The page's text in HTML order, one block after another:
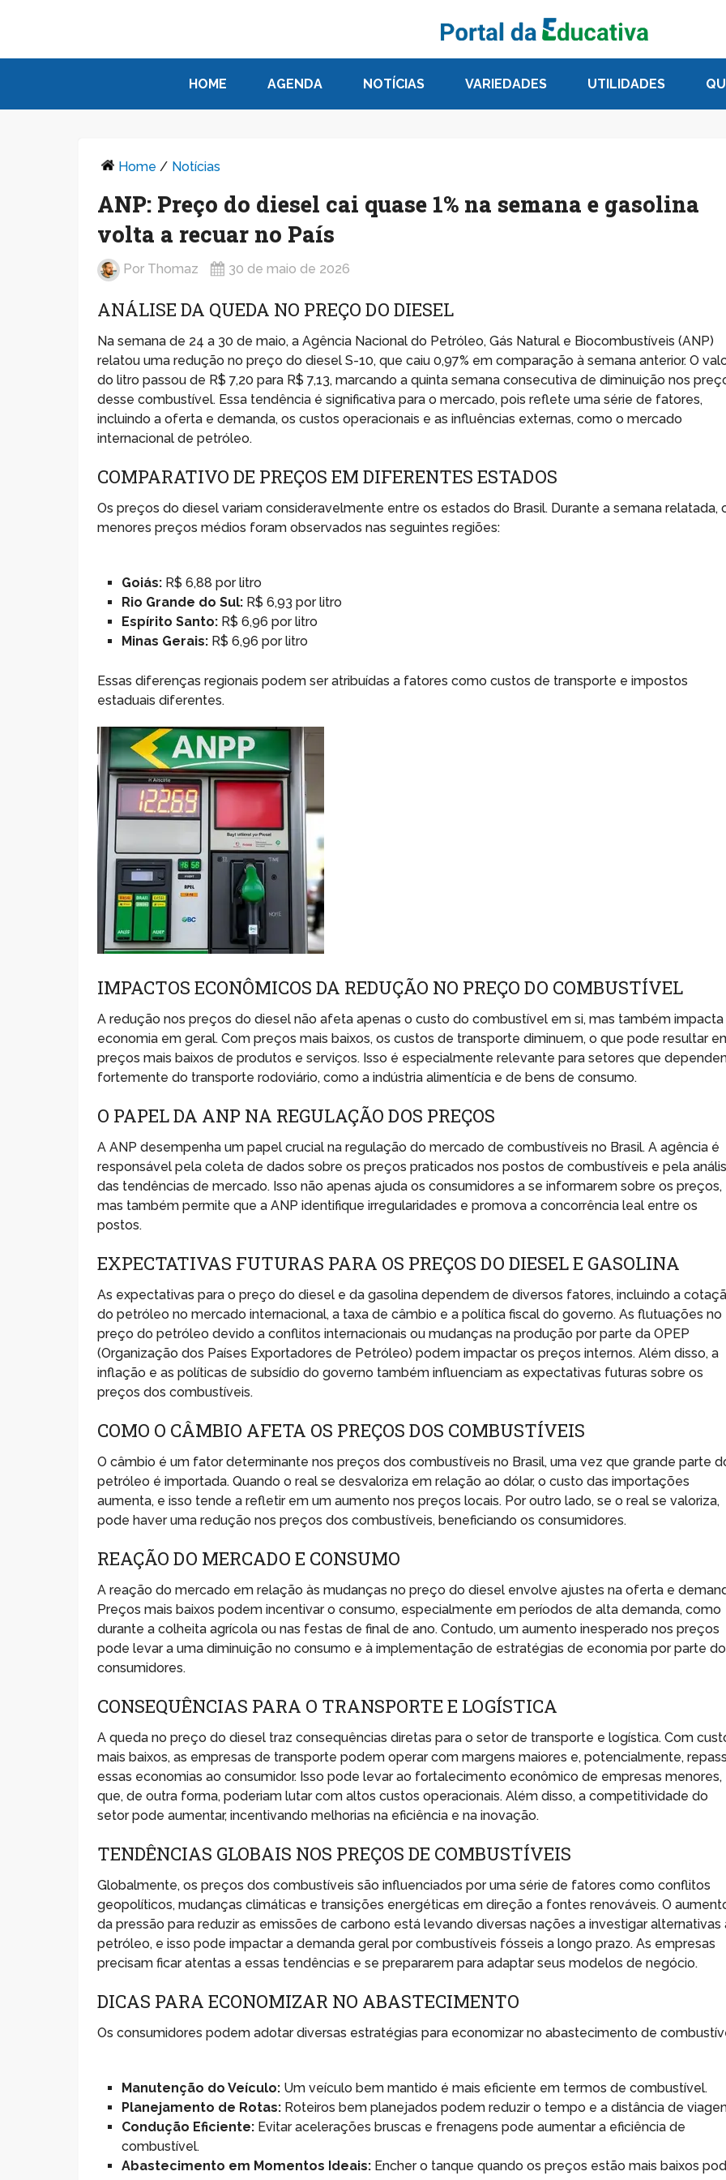
HOME AGENDA NOTÍCIAS VARIEDADES UTILIDADES
Home / Notícias
ANP: Preço do diesel cai quase 1% na semana e gasolina
volta a recuar no País
Por Thomaz 30 de maio de 2026
ANÁLISE DA QUEDA NO PREÇO DO DIESEL
Na semana de 24 a 30 de maio, a Agência Nacional do Petróleo, Gás Natural e Biocombustíveis (ANP)
relatou uma redução no preço do diesel S-10, que caiu 0,97% em comparação à semana anterior. O
do litro passou de R$ 7,20 para R$ 7,13, marcando a quinta semana consecutiva de diminuição nos
desse combustível. Essa tendência é significativa para o mercado, pois reflete uma série de fatores,
incluindo a oferta e demanda, os custos operacionais e as influências externas, como o mercado
internacional de petróleo.
COMPARATIVO DE PREÇOS EM DIFERENTES ESTADOS
Os preços do diesel variam consideravelmente entre os estados do Brasil. Durante a semana relatada,
menores preços médios foram observados nas seguintes regiões:
Goiás: R$ 6,88 por litro
Rio Grande do Sul: R$ 6,93 por litro
Espírito Santo: R$ 6,96 por litro
Minas Gerais: R$ 6,96 por litro
Essas diferenças regionais podem ser atribuídas a fatores como custos de transporte e impostos
estaduais diferentes.
IMPACTOS ECONÔMICOS DA REDUÇÃO NO PREÇO DO COMBUSTÍVEL
A redução nos preços do diesel não afeta apenas o custo do combustível em si, mas também impacta
economia em geral. Com preços mais baixos, os custos de transporte diminuem, o que pode resultar
preços mais baixos de produtos e serviços. Isso é especialmente relevante para setores que
fortemente do transporte rodoviário, como a indústria alimentícia e de bens de consumo.
O PAPEL DA ANP NA REGULAÇÃO DOS PREÇOS
A ANP desempenha um papel crucial na regulação do mercado de combustíveis no Brasil. A agência é
responsável pela coleta de dados sobre os preços praticados nos postos de combustíveis e pela
das tendências de mercado. Isso não apenas ajuda os consumidores a se informarem sobre os preços,
mas também permite que a ANP identifique irregularidades e promova a concorrência leal entre os
postos.
EXPECTATIVAS FUTURAS PARA OS PREÇOS DO DIESEL E GASOLINA
As expectativas para o preço do diesel e da gasolina dependem de diversos fatores, incluindo a
do petróleo no mercado internacional, a taxa de câmbio e a política fiscal do governo. As flutuações no
preço do petróleo devido a conflitos internacionais ou mudanças na produção por parte da OPEP
(Organização dos Países Exportadores de Petróleo) podem impactar os preços internos. Além disso, a
inflação e as políticas de subsídio do governo também influenciam as expectativas futuras sobre os
preços dos combustíveis.
COMO O CÂMBIO AFETA OS PREÇOS DOS COMBUSTÍVEIS
O câmbio é um fator determinante nos preços dos combustíveis no Brasil, uma vez que grande parte
petróleo é importada. Quando o real se desvaloriza em relação ao dólar, o custo das importações
aumenta, e isso tende a refletir em um aumento nos preços locais. Por outro lado, se o real se valoriza,
pode haver uma redução nos preços dos combustíveis, beneficiando os consumidores.
REAÇÃO DO MERCADO E CONSUMO
A reação do mercado em relação às mudanças no preço do diesel envolve ajustes na oferta e
Preços mais baixos podem incentivar o consumo, especialmente em períodos de alta demanda, como
durante a colheita agrícola ou nas festas de final de ano. Contudo, um aumento inesperado nos preços
pode levar a uma diminuição no consumo e à implementação de estratégias de economia por parte
consumidores.
CONSEQUÊNCIAS PARA O TRANSPORTE E LOGÍSTICA
A queda no preço do diesel traz consequências diretas para o setor de transporte e logística. Com
mais baixos, as empresas de transporte podem operar com margens maiores e, potencialmente,
essas economias ao consumidor. Isso pode levar ao fortalecimento econômico de empresas menores,
que, de outra forma, poderiam lutar com altos custos operacionais. Além disso, a competitividade do
setor pode aumentar, incentivando melhorias na eficiência e na inovação.
TENDÊNCIAS GLOBAIS NOS PREÇOS DE COMBUSTÍVEIS
Globalmente, os preços dos combustíveis são influenciados por uma série de fatores como conflitos
geopolíticos, mudanças climáticas e transições energéticas em direção a fontes renováveis. O
da pressão para reduzir as emissões de carbono está levando diversas nações a investigar alternativas
petróleo, e isso pode impactar a demanda geral por combustíveis fósseis a longo prazo. As empresas
precisam ficar atentas a essas tendências e se prepararem para adaptar seus modelos de negócio.
DICAS PARA ECONOMIZAR NO ABASTECIMENTO
Os consumidores podem adotar diversas estratégias para economizar no abastecimento de
Manutenção do Veículo: Um veículo bem mantido é mais eficiente em termos de combustível.
Planejamento de Rotas: Roteiros bem planejados podem reduzir o tempo e a distância de
Condução Eficiente: Evitar acelerações bruscas e frenagens pode aumentar a eficiência de
combustível.
Abastecimento em Momentos Ideais: Encher o tanque quando os preços estão mais baixos